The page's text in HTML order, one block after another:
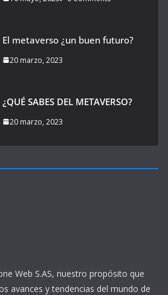
El metaverso ¿un buen futuro?
20 marzo, 2023
¿QUÉ SABES DEL METAVERSO?
20 marzo, 2023
Web S.AS, nuestro propósito que
avances y tendencias del mundo de